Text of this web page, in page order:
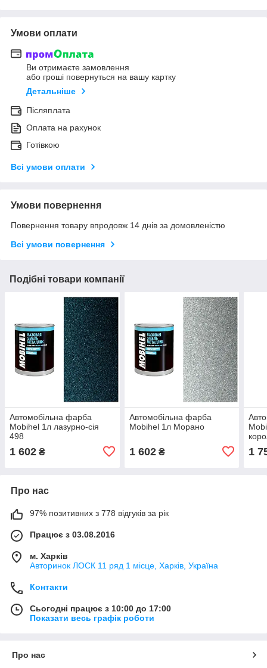
Умови оплати
Ви отримаєте замовлення
або гроші повернуться на вашу картку
Детальніше
Післяплата
Оплата на рахунок
Готівкою
Всі умови оплати
Умови повернення
Повернення товару впродовж 14 днів за домовленістю
Всі умови повернення
Подібні товари компанії
Автомобільна фарба
Mobihel 1л лазурно-сія
498
1 602 ₴
Автомобільна фарба
Mobihel 1л Морано
1 602₴ 1
Про нас
97% позитивних з 778 відгуків за рік
Працює з 03.08.2016
м. Харків
Авторинок ЛОСК 11 ряд 1 місце, Харків, Україна
Контакти
Сьогодні працює з 10:00 до 17:00
Показати весь графік роботи
Про нас